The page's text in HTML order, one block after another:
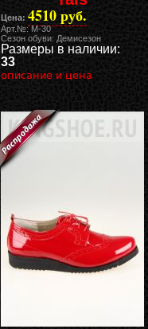
Цена: 4510 руб.
Арт.№: M-30
Сезон обуви: Демисезон
Размеры в наличии:
33
описание и цена